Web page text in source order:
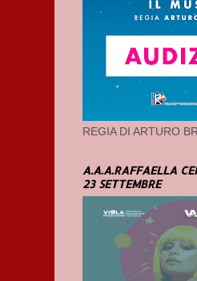
REGIA DI ARTURO
A.A.A.RAFFAELLA
23 SETTEMBRE